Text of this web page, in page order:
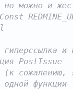
можно и
и
PostIssue
сожалению,
одной функции